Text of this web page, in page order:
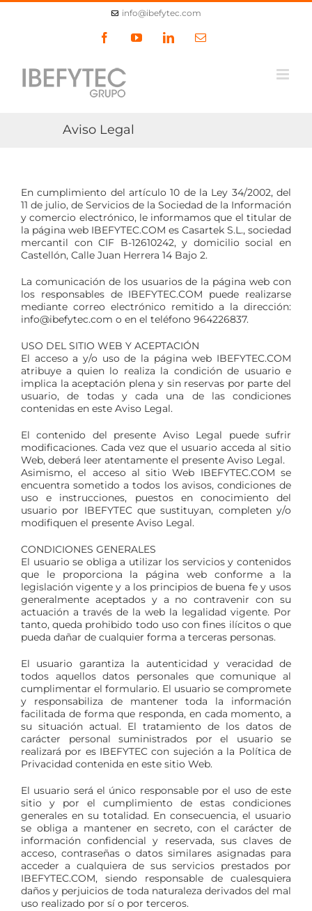
Skip
info@ibefytec.com
FacebookYouTubeLinkedInEmail
Aviso Legal
En cumplimiento del artículo 10 de la Ley 34/2002, del
11 de julio, de Servicios de la Sociedad de la Información
y comercio electrónico, le informamos que el titular de
la página web IBEFYTEC.COM es Casartek S.L., sociedad
mercantil con CIF B-12610242, y domicilio social en
Castellón, Calle Juan Herrera 14 Bajo 2.
La comunicación de los usuarios de la página web con
los responsables de IBEFYTEC.COM puede realizarse
mediante correo electrónico remitido a la dirección:
info@ibefytec.com o en el teléfono 964226837.
USO DEL SITIO WEB Y ACEPTACIÓN
El acceso a y/o uso de la página web IBEFYTEC.COM
atribuye a quien lo realiza la condición de usuario e
implica la aceptación plena y sin reservas por parte del
usuario, de todas y cada una de las condiciones
contenidas en este Aviso Legal.
El contenido del presente Aviso Legal puede sufrir
modificaciones. Cada vez que el usuario acceda al sitio
Web, deberá leer atentamente el presente Aviso Legal.
Asimismo, el acceso al sitio Web IBEFYTEC.COM se
encuentra sometido a todos los avisos, condiciones de
uso e instrucciones, puestos en conocimiento del
usuario por IBEFYTEC que sustituyan, completen y/o
modifiquen el presente Aviso Legal.
CONDICIONES GENERALES
El usuario se obliga a utilizar los servicios y contenidos
que le proporciona la página web conforme a la
legislación vigente y a los principios de buena fe y usos
generalmente aceptados y a no contravenir con su
actuación a través de la web la legalidad vigente. Por
tanto, queda prohibido todo uso con fines ilícitos o que
pueda dañar de cualquier forma a terceras personas.
El usuario garantiza la autenticidad y veracidad de
todos aquellos datos personales que comunique al
cumplimentar el formulario. El usuario se compromete
y responsabiliza de mantener toda la información
facilitada de forma que responda, en cada momento, a
su situación actual. El tratamiento de los datos de
carácter personal suministrados por el usuario se
realizará por es IBEFYTEC con sujeción a la Política de
Privacidad contenida en este sitio Web.
El usuario será el único responsable por el uso de este
sitio y por el cumplimiento de estas condiciones
generales en su totalidad. En consecuencia, el usuario
se obliga a mantener en secreto, con el carácter de
información confidencial y reservada, sus claves de
acceso, contraseñas o datos similares asignadas para
acceder a cualquiera de sus servicios prestados por
IBEFYTEC.COM, siendo responsable de cualesquiera
daños y perjuicios de toda naturaleza derivados del mal
uso realizado por sí o por terceros.